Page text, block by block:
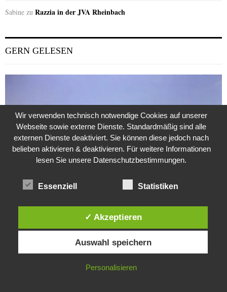
Sabine zu Razzia in der JVA Rheinbach
GERN GELESEN
Weitere Suche nach der Identität der Isdal-Frau –
Jugoslavijo, dobar dan
Hartz 4 – Der Staat im Staat
Diese Website verwendet Cookies. Durch die weitere Nutzung dieser
Website stimmst du der Verwendung von Cookies zu.
IN ORDNUNG
Wir verwenden technisch notwendige Cookies auf unserer
Webseite sowie externe Dienste. Standardmäßig sind alle
externen Dienste deaktiviert. Sie können diese jedoch nach
belieben aktivieren & deaktivieren. Für weitere Informationen
lesen Sie unsere Datenschutzbestimmungen.
Essenziell Statistiken
✓ Akzeptieren
Auswahl speichern
Personalisieren